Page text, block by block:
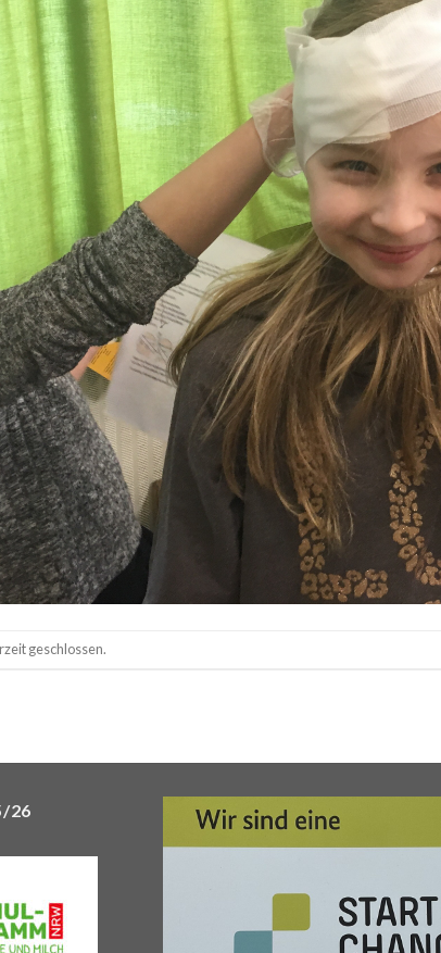
geschlossen.
26